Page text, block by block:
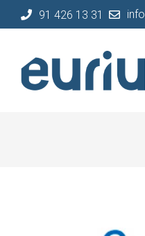
91 426 13 31